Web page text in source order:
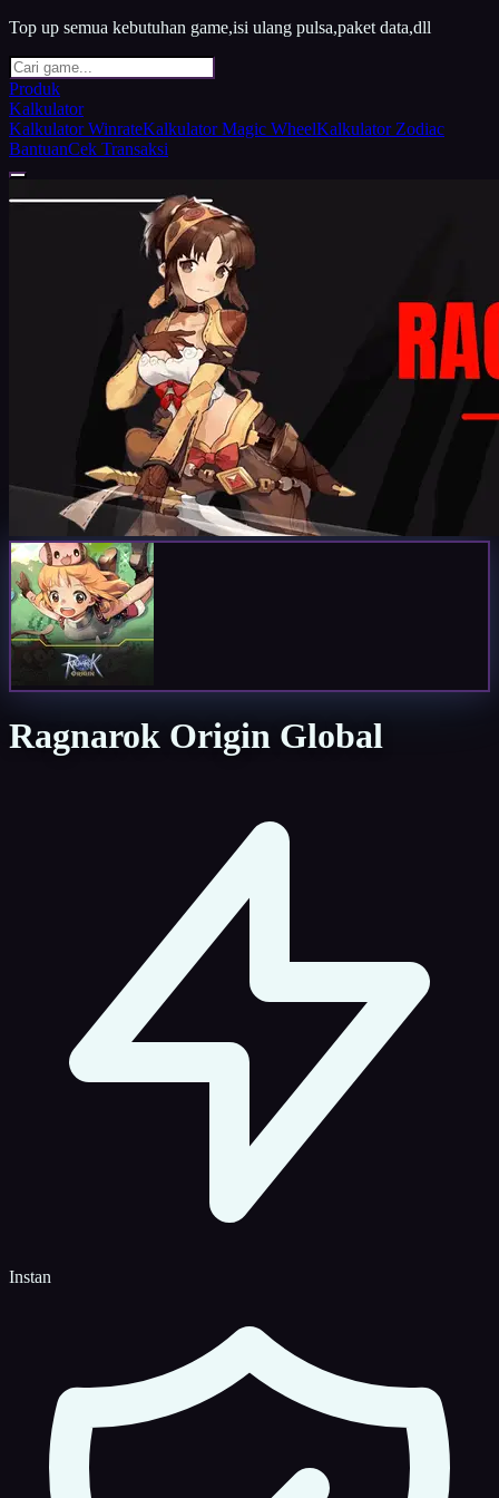
Top up semua kebutuhan game,isi ulang pulsa,paket data,dll
Produk
Kalkulator
Kalkulator WinrateKalkulator Magic WheelKalkulator Zodiac
BantuanCek Transaksi
Ragnarok Origin Global
Instan